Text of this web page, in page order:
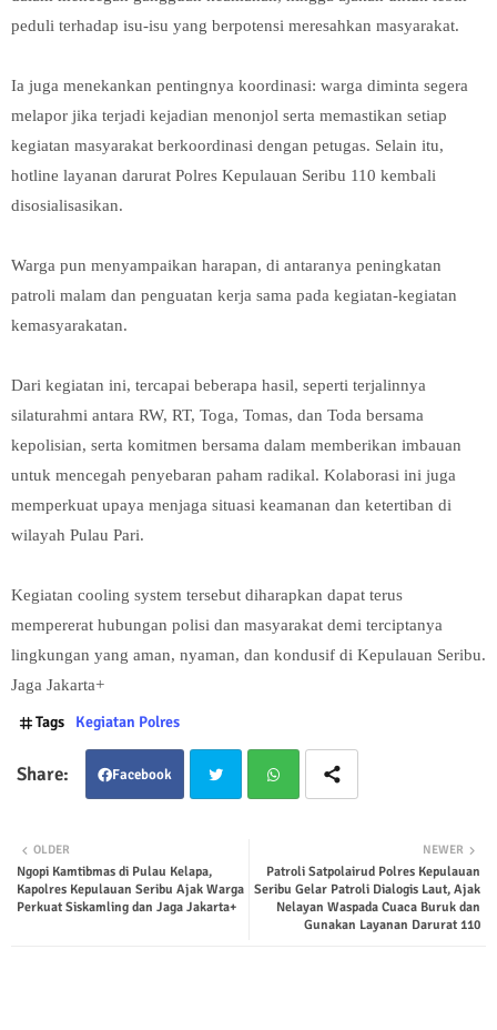
peduli terhadap isu-isu yang berpotensi meresahkan masyarakat.
Ia juga menekankan pentingnya koordinasi: warga diminta segera
melapor jika terjadi kejadian menonjol serta memastikan setiap
kegiatan masyarakat berkoordinasi dengan petugas. Selain itu,
hotline layanan darurat Polres Kepulauan Seribu 110 kembali
disosialisasikan.
Warga pun menyampaikan harapan, di antaranya peningkatan
patroli malam dan penguatan kerja sama pada kegiatan-kegiatan
kemasyarakatan.
Dari kegiatan ini, tercapai beberapa hasil, seperti terjalinnya
silaturahmi antara RW, RT, Toga, Tomas, dan Toda bersama
kepolisian, serta komitmen bersama dalam memberikan imbauan
untuk mencegah penyebaran paham radikal. Kolaborasi ini juga
memperkuat upaya menjaga situasi keamanan dan ketertiban di
wilayah Pulau Pari.
Kegiatan cooling system tersebut diharapkan dapat terus
mempererat hubungan polisi dan masyarakat demi terciptanya
lingkungan yang aman, nyaman, dan kondusif di Kepulauan Seribu.
Jaga Jakarta+
Tags Kegiatan Polres
Facebook
ter tsap
NEWER
Patroli Satpolairud Polres Kepulauan
Seribu Gelar Patroli Dialogis Laut, Ajak
Nelayan Waspada Cuaca Buruk dan
Gunakan Layanan Darurat 110
OLDER
Ngopi Kamtibmas di Pulau Kelapa,
Kapolres Kepulauan Seribu Ajak Warga
Perkuat Siskamling dan Jaga Jakarta+